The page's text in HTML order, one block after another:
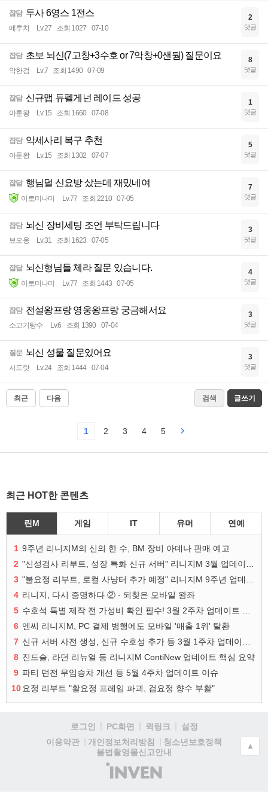
잡담 투사 6영스 1전스
메루치 Lv.27 조회 1027 07-10
2
댓글
잡담 초보 뇌신(7고창+3수호 or 7악창+0샌둼) 질문이요
악한검 Lv.7 조회 1490 07-09
8
댓글
잡담 신규맵 듀펠게넌 레이드 성공
아툰왕 Lv.15 조회 1660 07-08
1
댓글
잡담 악세사리 복구 추천
아툰왕 Lv.15 조회 1302 07-07
5
댓글
잡담 행님덜 신요방 샀는데 재밌네여
이토미나미 Lv.77 조회 2210 07-05
7
댓글
잡담 뇌신 장비세팅 조언 부탁드립니다
뵤오옹 Lv.31 조회 1623 07-05
3
댓글
잡담 뇌신형님들 체라 질문 있습니다.
이토미나미 Lv.77 조회 1443 07-05
4
댓글
잡담 전설왕프랑 영웅왕프랑 궁금해서요
소고기탕수 Lv.6 조회 1390 07-04
3
댓글
질문 뇌신 성물 질문있어요
시드랏 Lv.24 조회 1444 07-04
3
댓글
최근 다음 검색 글쓰기
1 2 3 4 5
최근 HOT한 콘텐츠
린M 게임 IT 유머 연예
1 9주년 리니지M의 신의 한 수, BM 장비 아데나 판매 예고
2
3
4 리니지, 다시 증명하다 ② - 되찾은 모바일 왕좌
5
6 엔씨 리니지M, PC 결제 병행에도 모바일 '매출 1위' 탈환
7
8 진드슬, 라던 리뉴얼 등 리니지M ContiNew 업데이트 핵심 요약
9 파티 던전 무임승차 개선 등 5월 4주차 업데이트 이슈
10 요정 리부트 "활요정 프레임 파괴, 검요정 향수 부활"
로그인 PC화면 퀵링크
설정
이용약관
개인정보처리방침
청소년보호정책
불법촬영물신고안내
(주)
인
▲